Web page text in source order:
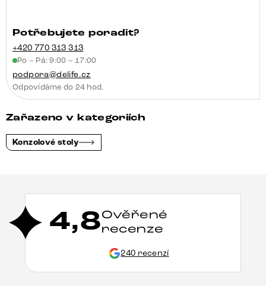
Potřebujete poradit?
+420 770 313 313
Po – Pá: 9:00 – 17:00
podpora@delife.cz
Odpovídáme do 24 hod.
Zařazeno v kategoriích
Konzolové stoly
4,8Ověřené
recenze
240 recenzí